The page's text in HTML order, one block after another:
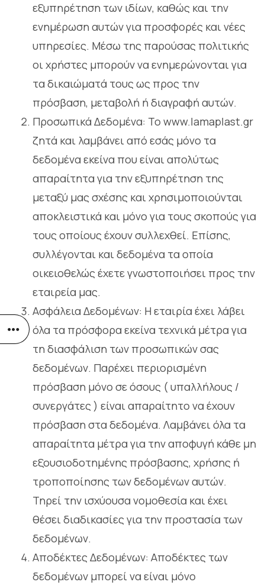
εξυπηρέτηση των ιδίων, καθώς και την
ενημέρωση αυτών για προσφορές και νέες
υπηρεσίες. Μέσω της παρούσας πολιτικής
οι χρήστες μπορούν να ενημερώνονται για
τα δικαιώματά τους ως προς την
πρόσβαση, μεταβολή ή διαγραφή αυτών.
Προσωπικά Δεδομένα: Το www.lamaplast.gr
ζητά και λαμβάνει από εσάς μόνο τα
δεδομένα εκείνα που είναι απολύτως
απαραίτητα για την εξυπηρέτηση της
μεταξύ μας σχέσης και χρησιμοποιούνται
αποκλειστικά και μόνο για τους σκοπούς για
τους οποίους έχουν συλλεχθεί. Επίσης,
συλλέγονται και δεδομένα τα οποία
οικειοθελώς έχετε γνωστοποιήσει προς την
εταιρεία μας.
Ασφάλεια Δεδομένων: Η εταιρία έχει λάβει
όλα τα πρόσφορα εκείνα τεχνικά μέτρα για
τη διασφάλιση των προσωπικών σας
δεδομένων. Παρέχει περιορισμένη
πρόσβαση μόνο σε όσους ( υπαλλήλους /
συνεργάτες ) είναι απαραίτητο να έχουν
πρόσβαση στα δεδομένα. Λαμβάνει όλα τα
απαραίτητα μέτρα για την αποφυγή κάθε μη
εξουσιοδοτημένης πρόσβασης, χρήσης ή
τροποποίησης των δεδομένων αυτών.
Τηρεί την ισχύουσα νομοθεσία και έχει
θέσει διαδικασίες για την προστασία των
δεδομένων.
Αποδέκτες Δεδομένων: Αποδέκτες των
δεδομένων μπορεί να είναι μόνο